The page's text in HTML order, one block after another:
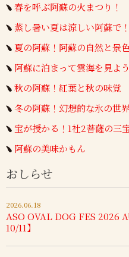
春を呼ぶ阿蘇の火まつり！
蒸し暑い夏は涼しい阿蘇で
夏の阿蘇！阿蘇の自然と景
阿蘇に泊まって雲海を見よ
秋の阿蘇！紅葉と秋の味覚
冬の阿蘇！幻想的な氷の世
宝が授かる！1社2菩薩の三
阿蘇の美味かもん
おしらせ
2026.06.18
ASO OVAL DOG FES 2026
10/11】